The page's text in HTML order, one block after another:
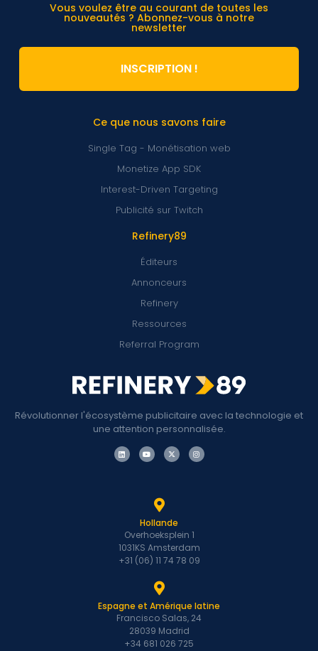
Révolutionner l'écosystème publicitaire avec la technologie et
une attention personnalisée.
Refinery89
Éditeurs
Annonceurs
Refinery
Ressources
Referral Program
Ce que nous savons faire
Single Tag - Monétisation web
Monetize App SDK
Interest-Driven Targeting
Publicité sur Twitch
Vous voulez être au courant de toutes les
nouveautés ? Abonnez-vous à notre
newsletter
INSCRIPTION !
Hollande
Overhoeksplein 1
1031KS Amsterdam
+31 (06) 11 74 78 09
Espagne et Amérique latine
Francisco Salas, 24
28039 Madrid
+34 681 026 725